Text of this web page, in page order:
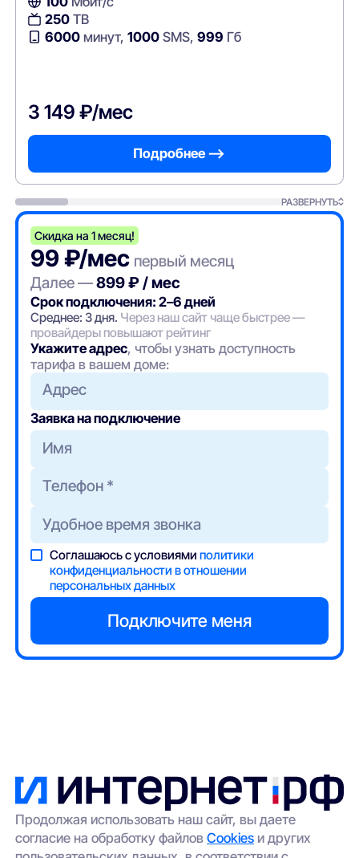
250ТВ
6000минут, 1000SMS, 999 Гб
3 149 ₽/мес
Подробнее —>
РАЗВЕРНУТЬ
Скидка на 1 месяц!
99 ₽/мес первый месяц
Далее —899 ₽ / мес
Срок подключения: 2–6 дней
Среднее: 3 дня. Через наш сайт чаще быстрее —
провайдеры повышают рейтинг
Укажите адрес, чтобы узнать доступность
тарифа в вашем доме:
Адрес
Заявка на подключение
Соглашаюсь с условиямиполитики
конфиденциальности в отношении
персональных данных
Продолжая использовать наш сайт, вы даете
согласие на обработку файловCookies и других